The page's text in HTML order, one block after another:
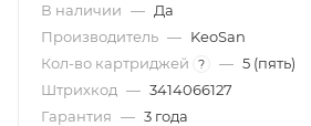
В наличии — Да
Производитель — KeoSan
Кол-во картриджей
? — 5 (пять)
Штрихкод — 3414066127
Гарантия — 3 года